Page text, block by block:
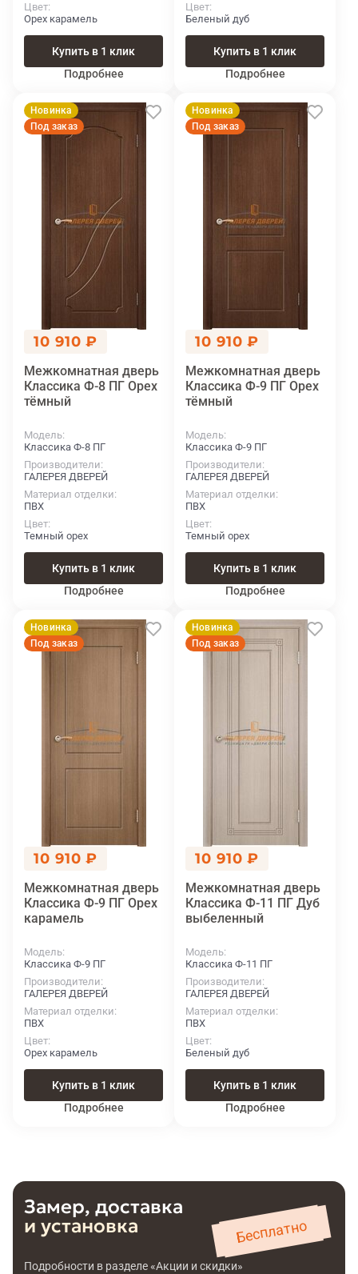
Цвет
Орех карамель
Купить в 1 клик
Подробнее
Цвет
Беленый дуб
Купить в 1 клик
Подробнее
Новинка
Под заказ
10 910 ₽
Межкомнатная дверь
Классика Ф-8 ПГ Орех
тёмный
Модель
Классика Ф-8 ПГ
Производители
ГАЛЕРЕЯ ДВЕРЕЙ
Материал отделки
ПВХ
Цвет
Темный орех
Купить в 1 клик
Подробнее
Новинка
Под заказ
10 910 ₽
Межкомнатная дверь
Классика Ф-9 ПГ Орех
тёмный
Модель
Классика Ф-9 ПГ
Производители
ГАЛЕРЕЯ ДВЕРЕЙ
Материал отделки
ПВХ
Цвет
Темный орех
Купить в 1 клик
Подробнее
Новинка
Под заказ
10 910 ₽
Межкомнатная дверь
Классика Ф-9 ПГ Орех
карамель
Модель
Классика Ф-9 ПГ
Производители
ГАЛЕРЕЯ ДВЕРЕЙ
Материал отделки
ПВХ
Цвет
Орех карамель
Купить в 1 клик
Подробнее
Новинка
Под заказ
10 910 ₽
Межкомнатная дверь
Классика Ф-11 ПГ Дуб
выбеленный
Модель
Классика Ф-11 ПГ
Производители
ГАЛЕРЕЯ ДВЕРЕЙ
Материал отделки
ПВХ
Цвет
Беленый дуб
Купить в 1 клик
Подробнее
Замер, доставка
и установка
Бесплатно
Подробности в разделе «Акции и скидки»